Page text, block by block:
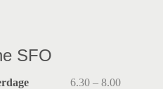
SFO
6.30 – 8.00